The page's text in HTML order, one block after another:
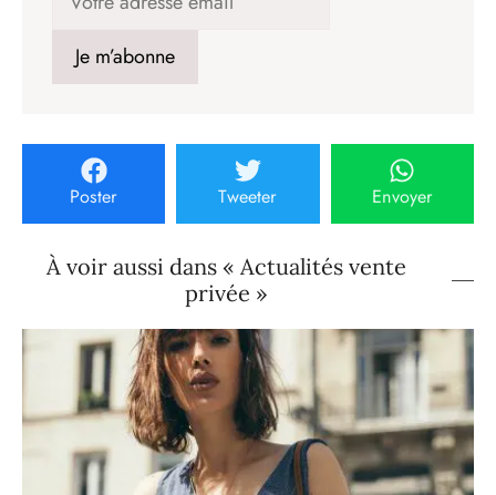
Poster Tweeter Envoyer
À voir aussi dans « Actualités vente
privée »